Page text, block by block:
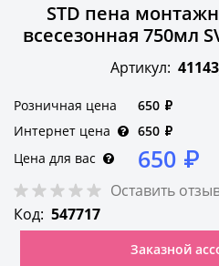
STD пена
всесезонная 750мл
Артикул:
Розничная цена 650 ₽
Интернет цена
650 ₽
Цена для вас
650 ₽
Оставить
Код: 547717
Заказной